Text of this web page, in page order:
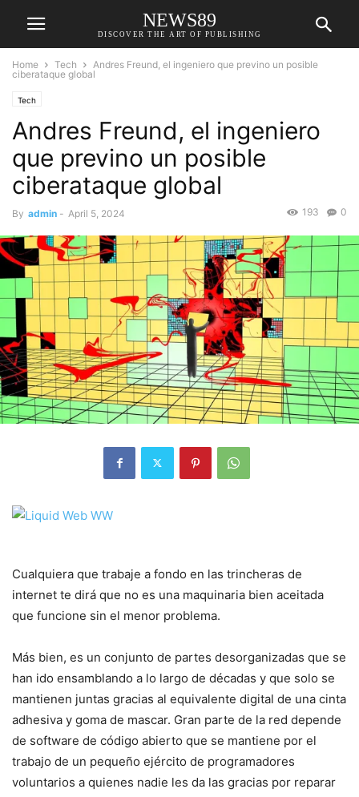
NEWS89
DISCOVER THE ART OF PUBLISHING
Home Tech
Andres Freund, el ingeniero que previno un posible
ciberataque global
Tech
Andres Freund, el ingeniero
que previno un posible
ciberataque global
By admin - April 5, 2024 0
193
Cualquiera que trabaje a fondo en las trincheras de
internet te dirá que no es una maquinaria bien aceitada
que funcione sin el menor problema.
Más bien, es un conjunto de partes desorganizadas que se
han ido ensamblando a lo largo de décadas y que solo se
mantienen juntas gracias al equivalente digital de una cinta
adhesiva y goma de mascar. Gran parte de la red depende
de software de código abierto que se mantiene por el
trabajo de un pequeño ejército de programadores
voluntarios a quienes nadie les da las gracias por reparar